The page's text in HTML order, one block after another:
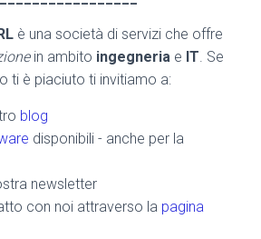
è una società di servizi che offre
in ambito ingegneria e IT. Se
ti è piaciuto ti invitiamo a:
blog
disponibili - anche per la
newsletter
con noi attraverso la pagina